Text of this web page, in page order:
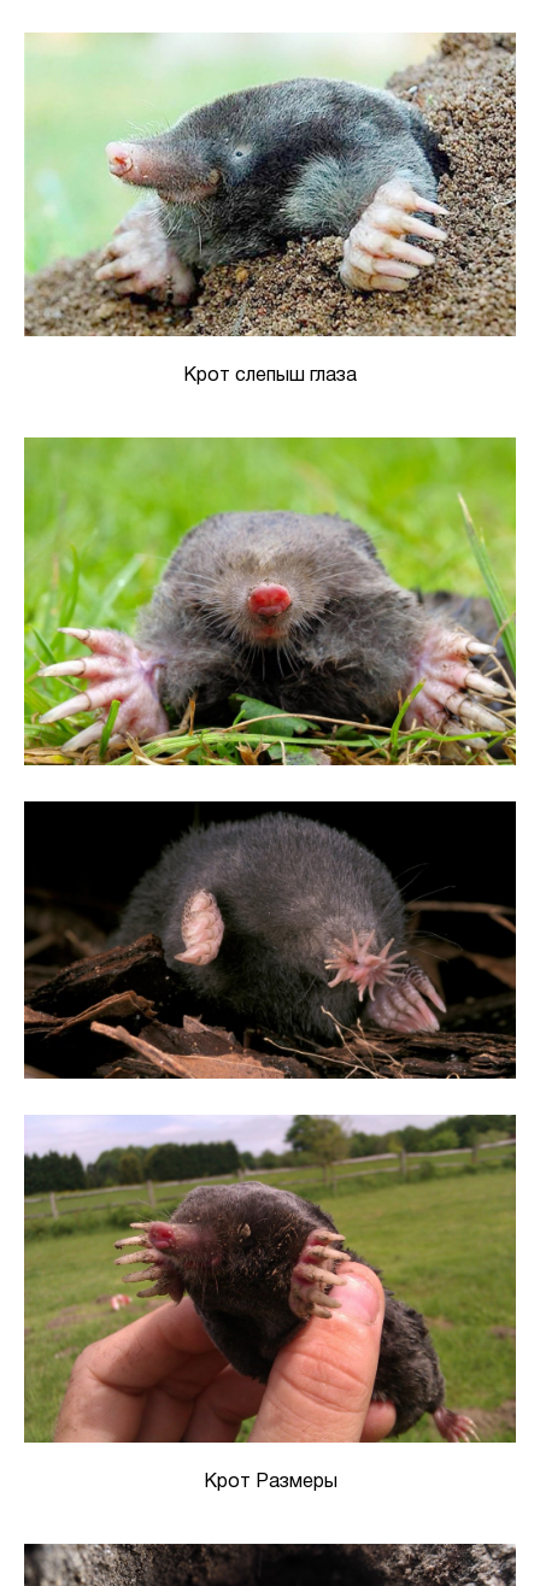
Крот слепыш глаза
Крот Размеры